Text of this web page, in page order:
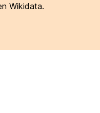
Wikidata.